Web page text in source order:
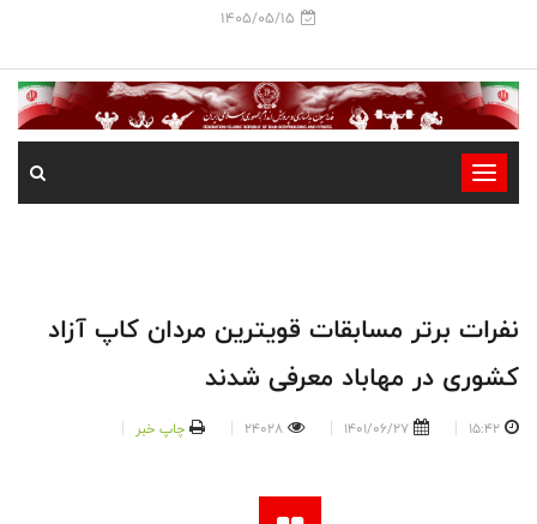
1405/05/15
-
-
-
نفرات برتر مسابقات قویترین مردان کاپ آزاد
کشوری در مهاباد معرفی شدند
15:42
1401/06/27
24028 چاپ خبر